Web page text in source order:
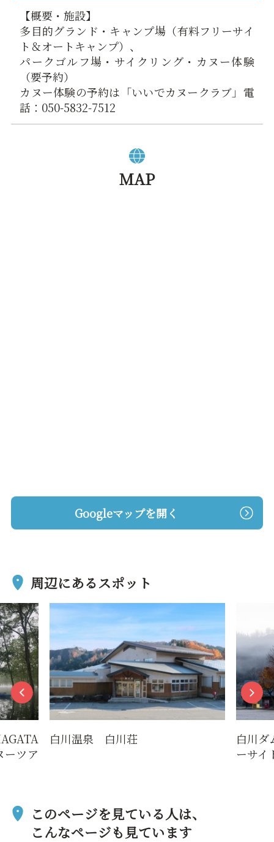
【概要・施設】
多目的グランド・キャンプ場（有料フリーサイ
ト＆オートキャンプ）、
パークゴルフ場・サイクリング・カヌー体験
（要予約）
カヌー体験の予約は「いいでカヌークラブ」電
話：050-5832-7512
MAP
Googleマップを開く
周辺にあるスポット
川温泉 白川荘
白川ダム湖岸公
このページを見ている人は、
こんなページも見ています